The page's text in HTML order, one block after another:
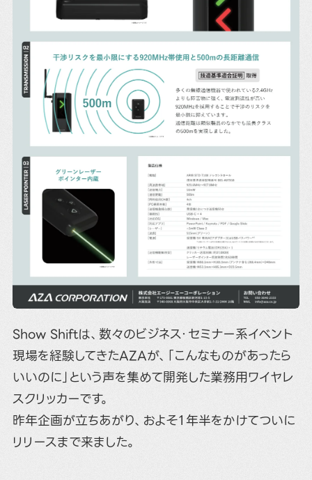
Show Shiftは、数々のビジネス・セミナー系イベント
現場を経験してきたAZAが、「こんなものがあったら
いいのに」という声を集めて開発した業務用ワイヤレ
スクリッカーです。
昨年企画が立ちあがり、およそ１年半をかけてついに
リリースまで来ました。